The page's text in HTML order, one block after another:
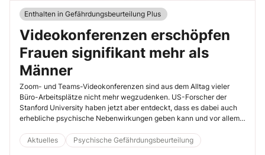
Enthalten in Gefährdungsbeurteilung Plus
Videokonferenzen erschöpfen
Frauen signifikant mehr als
Männer
Zoom- und Teams-Videokonferenzen sind aus dem Alltag vieler
Büro-Arbeitsplätze nicht mehr wegzudenken. US-Forscher der
Stanford University haben jetzt aber entdeckt, dass es dabei auch
erhebliche psychische Nebenwirkungen geben kann und vor allem
reichen von schlechterer Konzentration bis hin zur Erschöpfung.
Was bedeutet das für Sie als Sifa, wenn es um die psychische
Aktuelles Psychische Gefährdungsbeurteilung